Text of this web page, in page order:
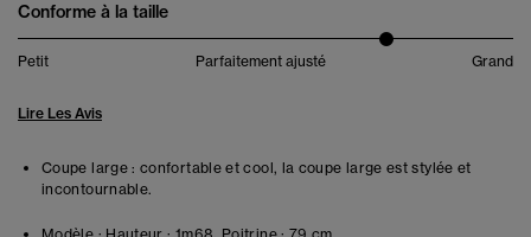
Conforme à la taille
Petit Parfaitement ajusté Grand
Lire Les Avis
Coupe large : confortable et cool, la coupe large est stylée et
incontournable.